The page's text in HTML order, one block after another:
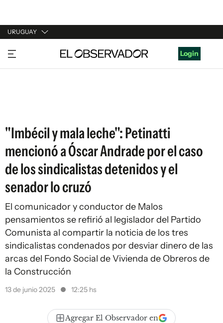
URUGUAY
URUGUAY
ARGENTINA
Login
"Imbécil y mala leche": Petinatti
mencionó a Óscar Andrade por el caso
de los sindicalistas detenidos y el
senador lo cruzó
El comunicador y conductor de Malos
pensamientos se refirió al legislador del Partido
Comunista al compartir la noticia de los tres
sindicalistas condenados por desviar dinero de las
arcas del Fondo Social de Vivienda de Obreros de
la Construcción
13 de junio 2025 12:25 hs
Agregar El Observador en